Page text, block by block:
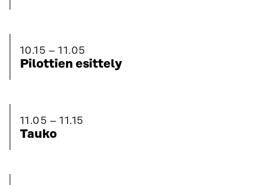
10.15 11.05
Pilottien esittely
11.05 11.15
Tauko